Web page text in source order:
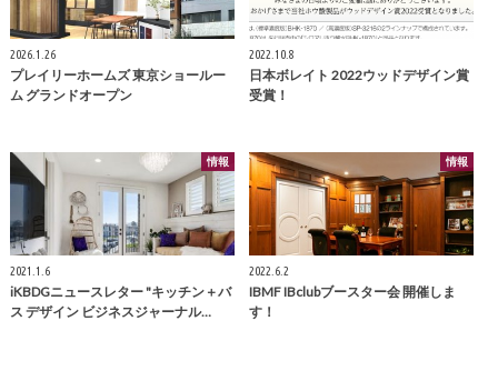
2026.1.26
プレイリーホームズ 東京ショールー
ム グランドオープン
2022.10.8
日本ボレイト 2022ウッドデザイン賞
受賞！
情報
2021.1.6
iKBDGニュースレター "キッチン＋バ
ス デザイン ビジネスジャーナル…
情報
2022.6.2
IBMF IBclubブースター会 開催しま
す！